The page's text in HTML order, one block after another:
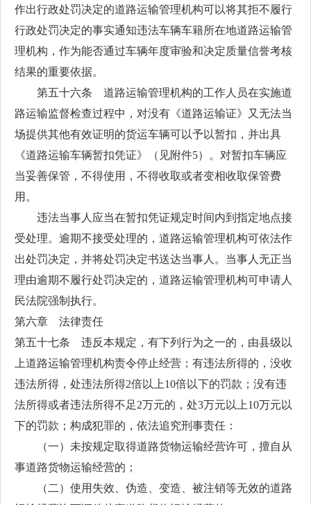
作出行政处罚决定的道路运输管理机构可以将其拒不履行
行政处罚决定的事实通知违法车辆车籍所在地道路运输管
理机构，作为能否通过车辆年度审验和决定质量信誉考核
结果的重要依据。
第五十六条 道路运输管理机构的工作人员在实施道
路运输监督检查过程中，对没有《道路运输证》又无法当
场提供其他有效证明的货运车辆可以予以暂扣，并出具
《道路运输车辆暂扣凭证》（见附件5）。对暂扣车辆应
当妥善保管，不得使用，不得收取或者变相收取保管费
用。
违法当事人应当在暂扣凭证规定时间内到指定地点接
受处理。逾期不接受处理的，道路运输管理机构可依法作
出处罚决定，并将处罚决定书送达当事人。当事人无正当
理由逾期不履行处罚决定的，道路运输管理机构可申请人
民法院强制执行。
第六章 法律责任
第五十七条 违反本规定，有下列行为之一的，由县级以
上道路运输管理机构责令停止经营；有违法所得的，没收
违法所得，处违法所得2倍以上10倍以下的罚款；没有违
法所得或者违法所得不足2万元的，处3万元以上10万元以
下的罚款；构成犯罪的，依法追究刑事责任：
（一）未按规定取得道路货物运输经营许可，擅自从
事道路货物运输经营的；
（二）使用失效、伪造、变造、被注销等无效的道路